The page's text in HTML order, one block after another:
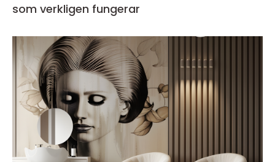
som verkligen fungerar